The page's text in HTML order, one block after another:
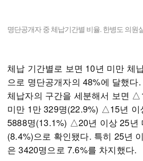
명단공개자 중 체납기간별 비율. 한병도 의원
체납 기간별로 보면 10년 미만 체
으로 명단공개자의 48%에 달했다
체납자의 구간을 세분해서 보면
미만 1만 329명(22.9%) △15년 이
5888명(13.1%) △20년 이상 25년
(8.4%)으로 확인됐다. 특히 25년
은 3420명으로 7.6%를 차지했다.